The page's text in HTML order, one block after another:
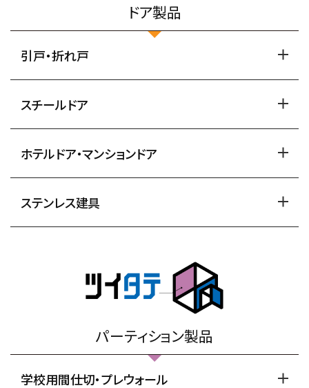
ドア製品
引戸・折れ戸
スチールドア
ホテルドア・マンションドア
ステンレス建具
パーティション製品
学校用間仕切・プレウォール